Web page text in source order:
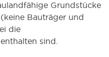
Grundstücke
Bauträger und
die
sind.